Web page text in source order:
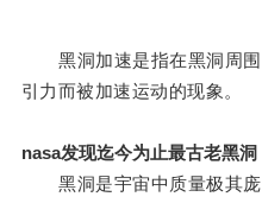
黑洞加速是指在黑洞周围
引力而被加速运动的现象。
nasa发现迄今为止最古老黑洞
黑洞是宇宙中质量极其庞